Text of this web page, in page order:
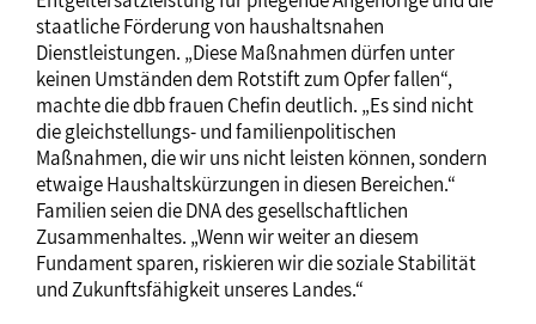
staatliche Förderung von haushaltsnahen
Dienstleistungen. „Diese Maßnahmen dürfen unter
keinen Umständen dem Rotstift zum Opfer fallen“,
machte die dbb frauen Chefin deutlich. „Es sind nicht
die gleichstellungs- und familienpolitischen
Maßnahmen, die wir uns nicht leisten können, sondern
etwaige Haushaltskürzungen in diesen Bereichen.“
Familien seien die DNA des gesellschaftlichen
Zusammenhaltes. „Wenn wir weiter an diesem
Fundament sparen, riskieren wir die soziale Stabilität
und Zukunftsfähigkeit unseres Landes.“